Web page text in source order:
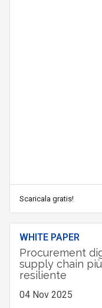
Scaricala gratis!
WHITE PAPER
Procurement
supply chain
resiliente
04 Nov 2025